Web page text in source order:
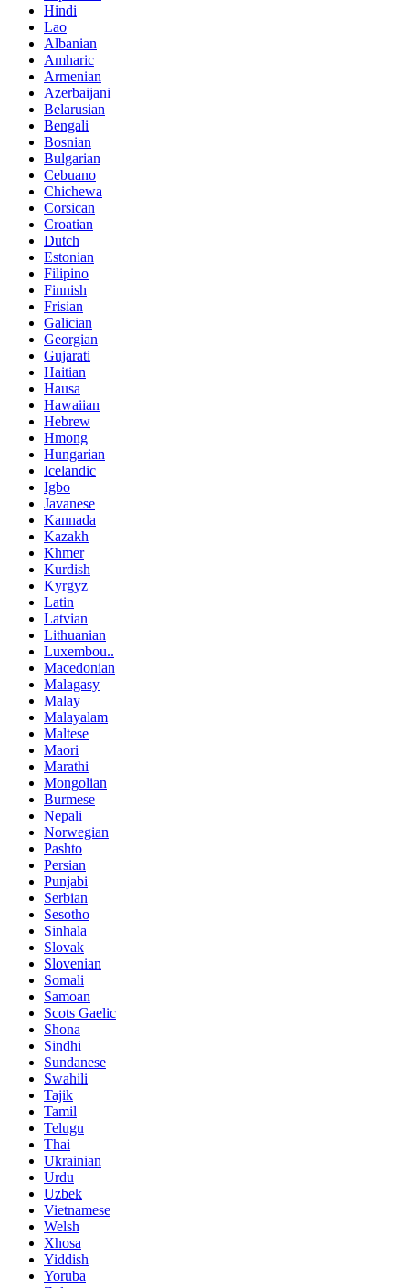
Hindi
Lao
Albanian
Amharic
Armenian
Azerbaijani
Belarusian
Bengali
Bosnian
Bulgarian
Cebuano
Chichewa
Corsican
Croatian
Dutch
Estonian
Filipino
Finnish
Frisian
Galician
Georgian
Gujarati
Haitian
Hausa
Hawaiian
Hebrew
Hmong
Hungarian
Icelandic
Igbo
Javanese
Kannada
Kazakh
Khmer
Kurdish
Kyrgyz
Latin
Latvian
Lithuanian
Luxembou..
Macedonian
Malagasy
Malay
Malayalam
Maltese
Maori
Marathi
Mongolian
Burmese
Nepali
Norwegian
Pashto
Persian
Punjabi
Serbian
Sesotho
Sinhala
Slovak
Slovenian
Somali
Samoan
Scots Gaelic
Shona
Sindhi
Sundanese
Swahili
Tajik
Tamil
Telugu
Thai
Ukrainian
Urdu
Uzbek
Vietnamese
Welsh
Xhosa
Yiddish
Yoruba